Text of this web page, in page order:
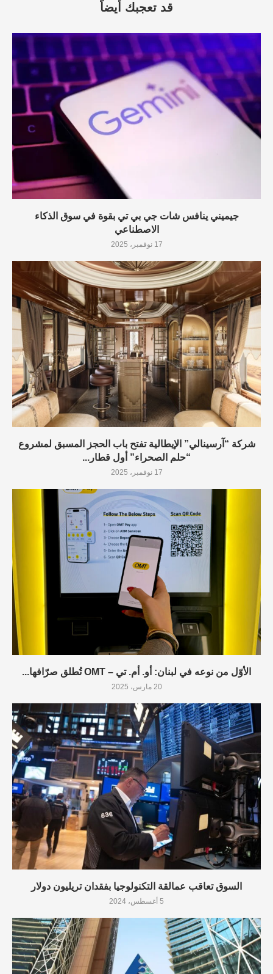
قد تعجبك أيضاً
جيميني ينافس شات جي بي تي بقوة في سوق الذكاء
الاصطناعي
17 نوفمبر، 2025
شركة “آرسينالي” الإيطالية تفتح باب الحجز المسبق لمشروع
“حلم الصحراء” أول قطار...
17 نوفمبر، 2025
الأوّل من نوعه في لبنان: أو. أم. تي – OMT تُطلق صرّافها...
20 مارس، 2025
السوق تعاقب عمالقة التكنولوجيا بفقدان تريليون دولار
5 أغسطس، 2024